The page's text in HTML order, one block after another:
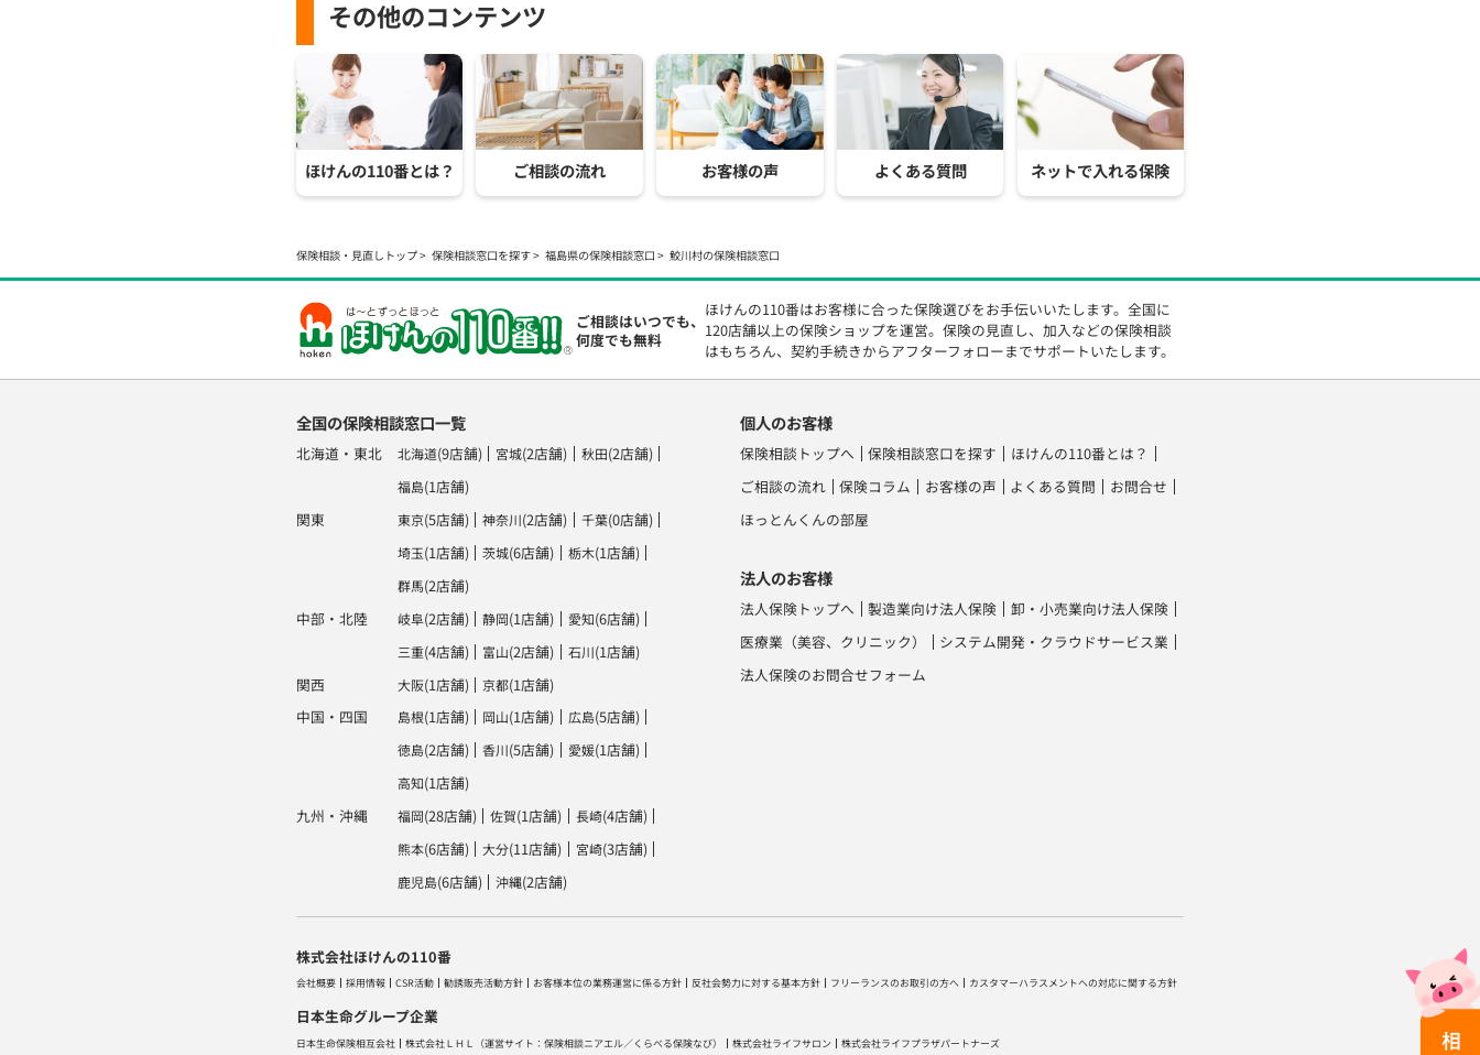
その他のコンテンツ
ほけんの110番とは？ ご相談の流れ お客様の声 よくある質問 ネットで入れる保険
保険相談・見直しトップ 保険相談窓口を探す 福島県の保険相談窓口 鮫川村の保険相談窓口
ご相談はいつでも、
何度でも無料
ほけんの110番はお客様に合った保険選びをお手伝いいたします。全国に
120店舗以上の保険ショップを運営。保険の見直し、加入などの保険相談
はもちろん、契約手続きからアフターフォローまでサポートいたします。
全国の保険相談窓口一覧
北海道・東北 北海道(9店舗) 宮城(2店舗) 秋田(2店舗)
福島(1店舗)
関東
東京(5店舗) 神奈川(2店舗) 千葉(0店舗)
埼玉(1店舗) 茨城(6店舗) 栃木(1店舗)
群馬(2店舗)
中部・北陸
岐阜(2店舗) 静岡(1店舗) 愛知(6店舗)
三重(4店舗) 富山(2店舗) 石川(1店舗)
関西
大阪(1店舗) 京都(1店舗)
中国・四国
島根(1店舗) 岡山(1店舗) 広島(5店舗)
徳島(2店舗) 香川(5店舗) 愛媛(1店舗)
高知(1店舗)
九州・沖縄
福岡(28店舗) 佐賀(1店舗) 長崎(4店舗)
熊本(6店舗) 大分(11店舗) 宮崎(3店舗)
鹿児島(6店舗) 沖縄(2店舗)
個人のお客様
保険相談トップへ 保険相談窓口を探す
ほけんの110番とは？
ご相談の流れ
保険コラム お客様の声 よくある質問
お問合せ
ほっとんくんの部屋
法人のお客様
法人保険トップへ 製造業向け法人保険
卸・小売業向け法人保険
医療業（美容、クリニック）
システム開発・クラウドサービス業
法人保険のお問合せフォーム
株式会社ほけんの110番
会社概要 採用情報 CSR活動 勧誘販売活動方針 お客様本位の業務運営に係る方針 反社会勢力に対する基本方針 フリーランスのお取引の方へ カスタマーハラスメントへの対応に関する方針
日本生命グループ企業
日本生命保険相互会社 株式会社ＬＨＬ （運営サイト： 保険相談ニアエル／くらべる保険なび） 株式会社ライフサロン 株式会社ライフプラザパートナーズ